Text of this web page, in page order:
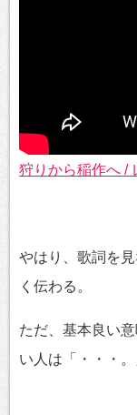
狩りから稲作へ /
やはり、歌詞を
く伝わる。
ただ、基本良い
い人は「・・・